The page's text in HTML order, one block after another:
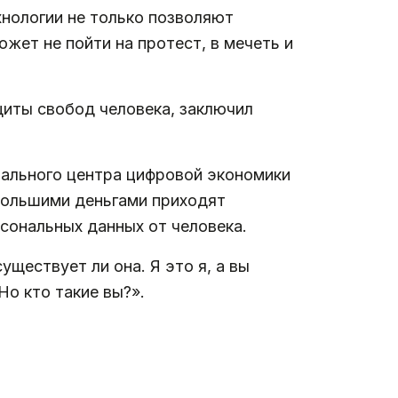
не только позволяют
не пойти на протест, в мечеть и
свобод человека, заключил
центра цифровой экономики
деньгами приходят
данных от человека.
ли она. Я это я, а вы
кто такие вы?».